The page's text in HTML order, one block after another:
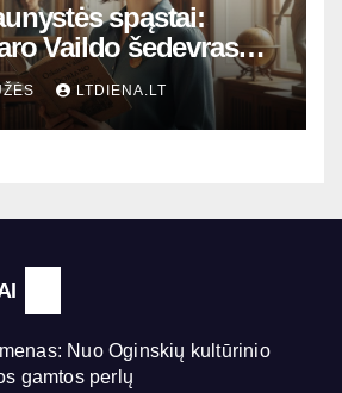
spąstai:
Vaildo šedevras
nei bet
LTDIENA.LT
Nuo Oginskių kultūrinio
gamtos perlų